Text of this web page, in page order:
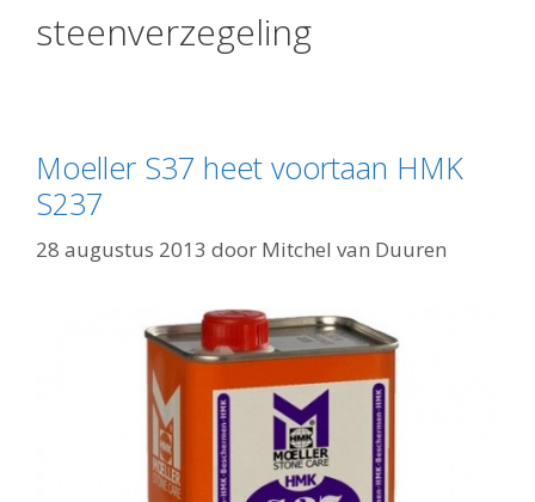
steenverzegeling
Moeller S37 heet voortaan HMK
S237
28 augustus 2013 door Mitchel van Duuren